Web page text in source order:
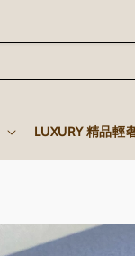
LUXURY 精品輕